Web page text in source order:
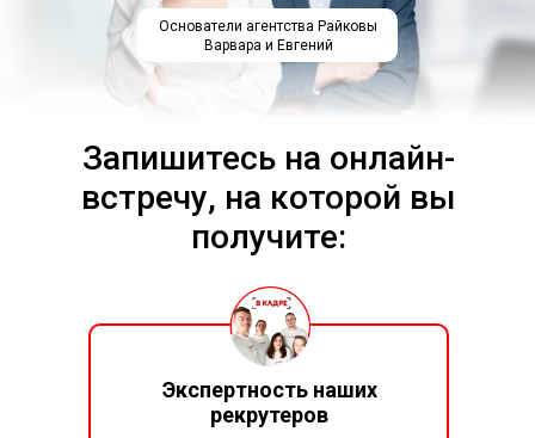
Основатели агентства Райковы
Варвара и Евгений
Запишитесь на онлайн-
встречу, на которой вы
получите:
Экспертность наших
рекрутеров